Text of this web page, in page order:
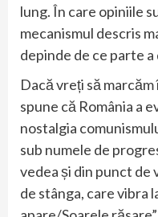
lung. În care opiniile
mecanismul descris
depinde de ce parte
Dacă vreți să
spune că România a
nostalgia
sub numele de
vedea și din punct
de stânga, care vibra